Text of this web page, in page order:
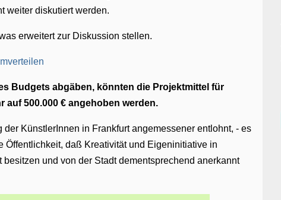
weiter diskutiert werden.
erweitert zur Diskussion stellen.
Budgets abgäben, könnten die Projektmittel für
auf 500.000 € angehoben werden.
KünstlerInnen in Frankfurt angemessener entlohnt, - es
daß Kreativität und Eigeninitiative in
und von der Stadt dementsprechend anerkannt